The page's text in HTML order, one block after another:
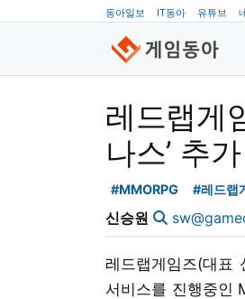
동아일보 IT동아 유튜브
레드랩게
나스’ 추가
#MMORPG #레드랩
신승원
레드랩게임즈(대표
서비스를 진행중인